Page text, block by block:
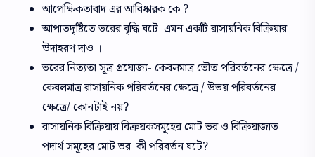
আপেক্ষিকতাবাদ এর আবিষ্কারক কে ?
আপাতদৃষ্টিতে ভরের বৃদ্ধি ঘটে এমন একটি রাসায়নিক বিক্রিয়ার
উদাহরণ দাও ।
ভরের নিত্যতা সূত্র প্রযোজ্য- কেবলমাত্র ভৌত পরিবর্তনের ক্ষেত্রে /
কেবলমাত্র রাসায়নিক পরিবর্তনের ক্ষেত্রে / উভয় পরিবর্তনের
ক্ষেত্রে/ কোনটাই নয়?
রাসায়নিক বিক্রিয়ায় বিক্রয়কসমূহের মোট ভর ও বিক্রিয়াজাত
পদার্থ সমূহের মোট ভর কী পরিবর্তন ঘটে?